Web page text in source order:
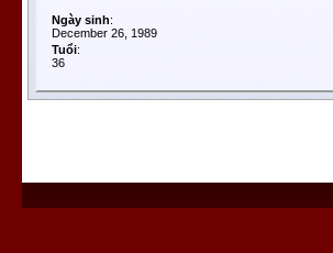
Ngày sinh:
December 26, 1989
Tuổi:
36